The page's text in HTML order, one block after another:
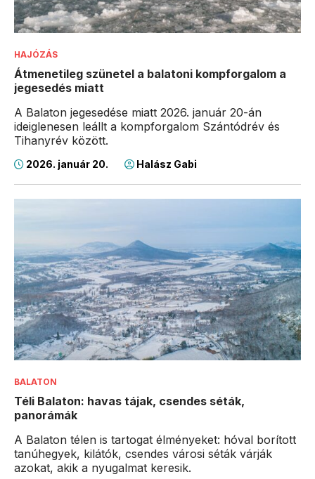
HAJÓZÁS
Átmenetileg szünetel a balatoni kompforgalom a
jegesedés miatt
A Balaton jegesedése miatt 2026. január 20-án
ideiglenesen leállt a kompforgalom Szántódrév és
Tihanyrév között.
2026. január 20. Halász Gabi
BALATON
Téli Balaton: havas tájak, csendes séták,
panorámák
A Balaton télen is tartogat élményeket: hóval borított
tanúhegyek, kilátók, csendes városi séták várják
azokat, akik a nyugalmat keresik.